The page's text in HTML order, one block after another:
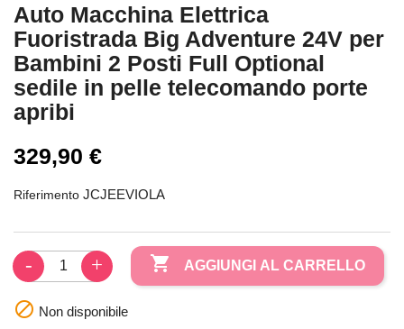
Auto Macchina Elettrica
Fuoristrada Big Adventure 24V per
Bambini 2 Posti Full Optional
sedile in pelle telecomando porte
apribi
329,90 €
Riferimento JCJEEVIOLA
 AGGIUNGI AL CARRELLO
 Non disponibile